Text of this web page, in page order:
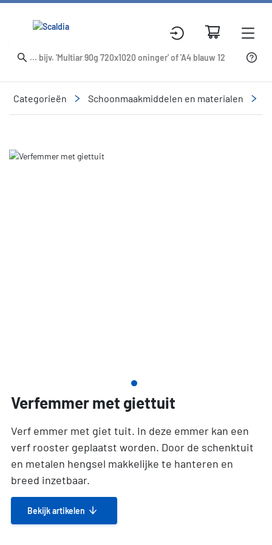
Categorieën Schoonmaakmiddelen en materialen
Slide 1 of 1
Verfemmer met giettuit
Verf emmer met giet tuit. In deze emmer kan een
verf rooster geplaatst worden. Door de schenktuit
en metalen hengsel makkelijke te hanteren en
breed inzetbaar.
Bekijk artikelen